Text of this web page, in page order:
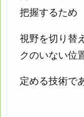
把握するため
視野を切り替
クのいない位
定める技術で